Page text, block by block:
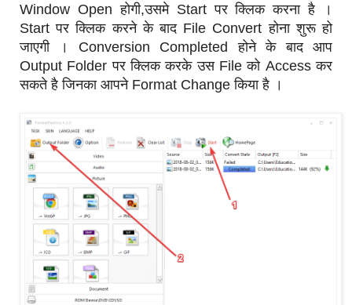
Window Open होगी,उसमे Start पर क्लिक करना है ।
Start पर क्लिक करने के बाद File Convert होना शुरू हो
जाएगी । Conversion Completed होने के बाद आप
Output Folder पर क्लिक करके उस File को Access कर
सकते है जिनका आपने Format Change किया है ।